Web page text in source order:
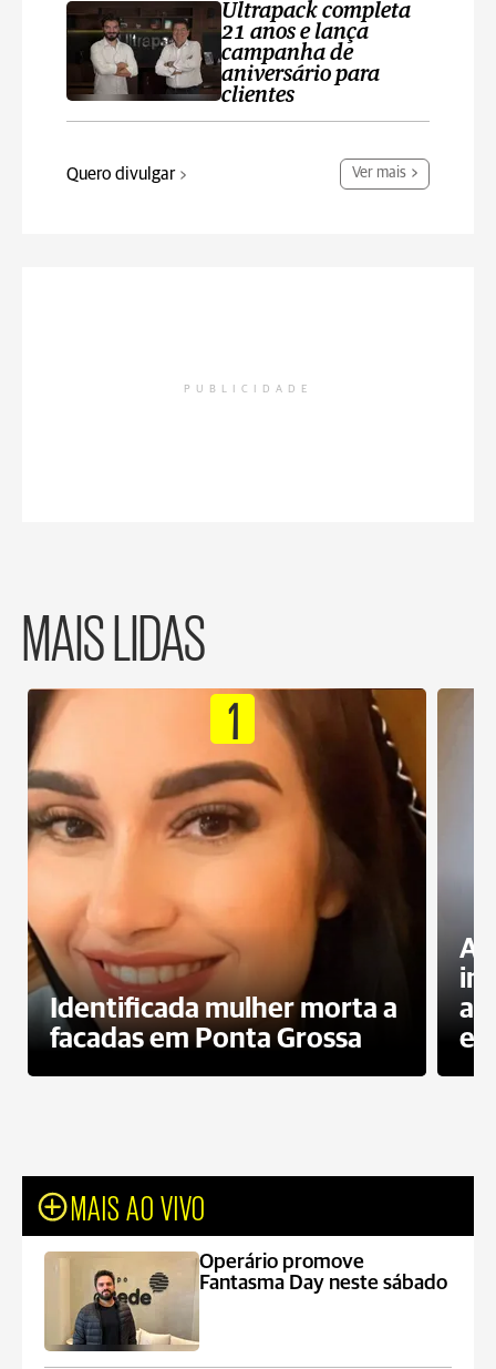
Ultrapack completa
21 anos e lança
campanha de
aniversário para
clientes
Quero divulgar Ver mais
PUBLICIDADE
MAIS LIDAS
1
Identificada mulher morta a
facadas em Ponta Grossa
MAIS AO VIVO
Operário promove
Fantasma Day neste sábado